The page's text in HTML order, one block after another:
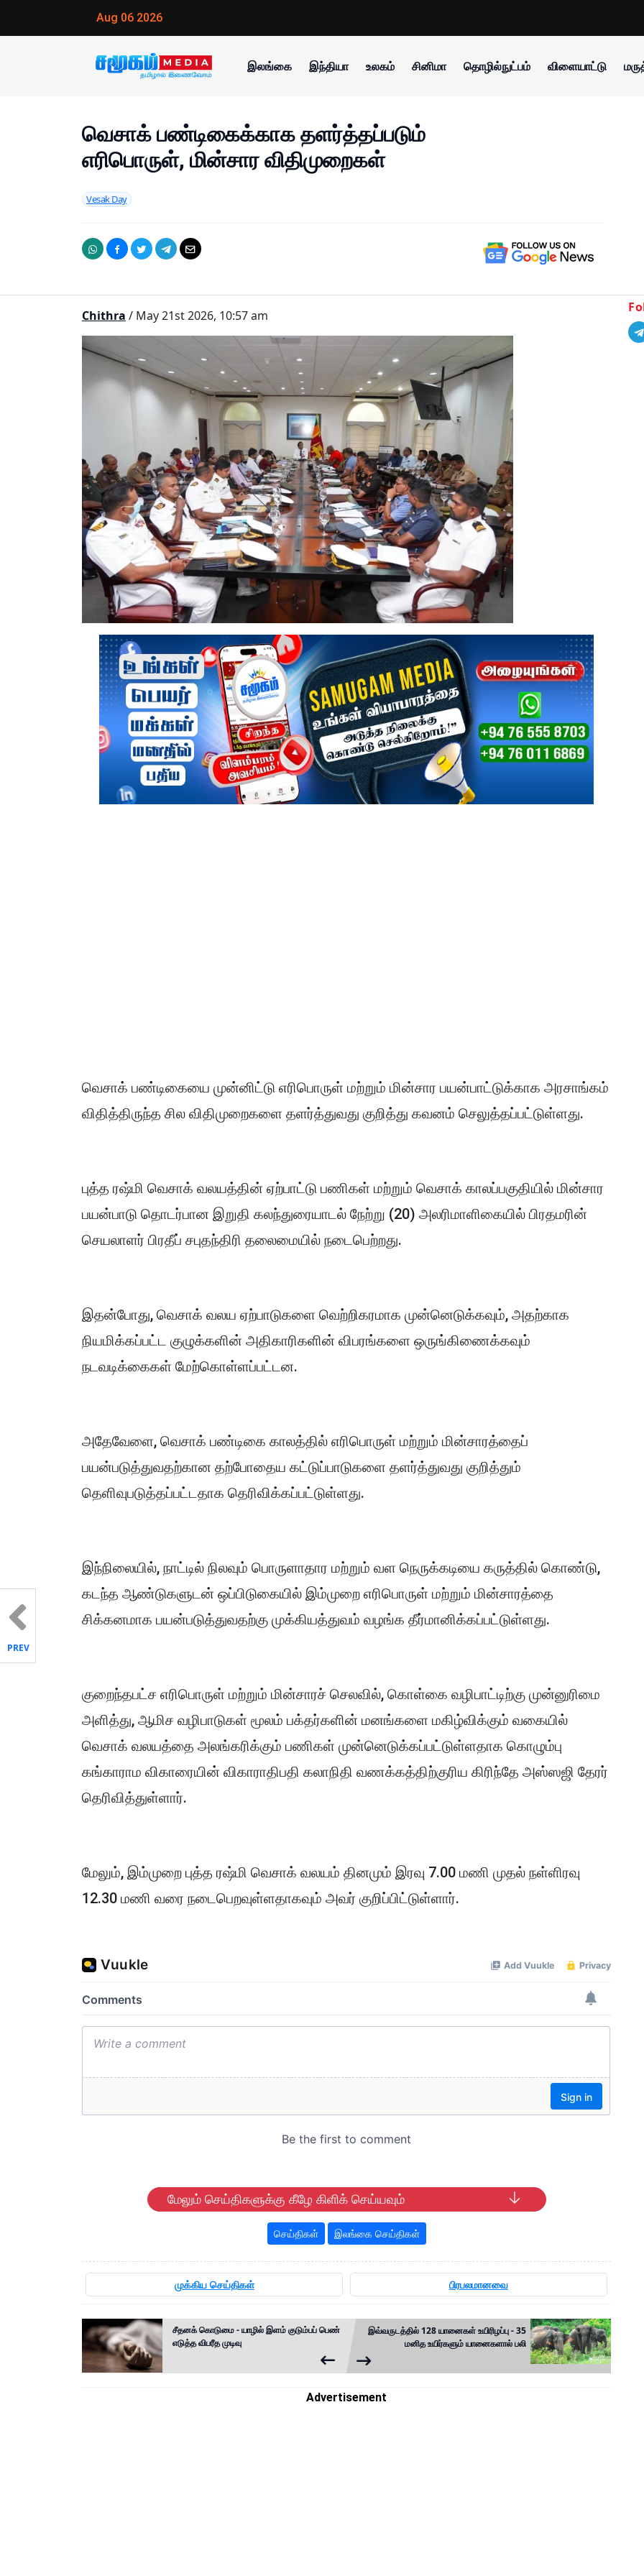
Aug 06 2026
இலங்கை இந்தியா உலகம் சினிமா தொழில்நுட்பம் விளையாட்டு
வெசாக் பண்டிகைக்காக தளர்த்தப்படும்
எரிபொருள், மின்சார விதிமுறைகள்
Vesak Day
Chithra / May 21st 2026, 10:57 am
வெசாக் பண்டிகையை முன்னிட்டு எரிபொருள் மற்றும் மின்சார பயன்பாட்டுக்காக அரசாங்கம்
விதித்திருந்த சில விதிமுறைகளை தளர்த்துவது குறித்து கவனம் செலுத்தப்பட்டுள்ளது.
புத்த ரஷ்மி வெசாக் வலயத்தின் ஏற்பாட்டு பணிகள் மற்றும் வெசாக் காலப்பகுதியில் மின்சார
பயன்பாடு தொடர்பான இறுதி கலந்துரையாடல் நேற்று (20) அலரிமாளிகையில் பிரதமரின்
செயலாளர் பிரதீப் சபுதந்திரி தலைமையில் நடைபெற்றது.
இதன்போது, வெசாக் வலய ஏற்பாடுகளை வெற்றிகரமாக முன்னெடுக்கவும், அதற்காக
நியமிக்கப்பட்ட குழுக்களின் அதிகாரிகளின் விபரங்களை ஒருங்கிணைக்கவும்
நடவடிக்கைகள் மேற்கொள்ளப்பட்டன.
அதேவேளை, வெசாக் பண்டிகை காலத்தில் எரிபொருள் மற்றும் மின்சாரத்தைப்
பயன்படுத்துவதற்கான தற்போதைய கட்டுப்பாடுகளை தளர்த்துவது குறித்தும்
தெளிவுபடுத்தப்பட்டதாக தெரிவிக்கப்பட்டுள்ளது.
இந்நிலையில், நாட்டில் நிலவும் பொருளாதார மற்றும் வள நெருக்கடியை கருத்தில் கொண்டு,
கடந்த ஆண்டுகளுடன் ஒப்பிடுகையில் இம்முறை எரிபொருள் மற்றும் மின்சாரத்தை
சிக்கனமாக பயன்படுத்துவதற்கு முக்கியத்துவம் வழங்க தீர்மானிக்கப்பட்டுள்ளது.
குறைந்தபட்ச எரிபொருள் மற்றும் மின்சாரச் செலவில், கொள்கை வழிபாட்டிற்கு முன்னுரிமை
அளித்து, ஆமிச வழிபாடுகள் மூலம் பக்தர்களின் மனங்களை மகிழ்விக்கும் வகையில்
வெசாக் வலயத்தை அலங்கரிக்கும் பணிகள் முன்னெடுக்கப்பட்டுள்ளதாக கொழும்பு
கங்காராம விகாரையின் விகாராதிபதி கலாநிதி வணக்கத்திற்குரிய கிரிந்தே அஸ்ஸஜி தேரர்
தெரிவித்துள்ளார்.
மேலும், இம்முறை புத்த ரஷ்மி வெசாக் வலயம் தினமும் இரவு 7.00 மணி முதல் நள்ளிரவு
12.30 மணி வரை நடைபெறவுள்ளதாகவும் அவர் குறிப்பிட்டுள்ளார்.
மேலும் செய்திகளுக்கு கீழே கிளிக் செய்யவும்
செய்திகள் இலங்கை செய்திகள்
முக்கிய செய்திகள் பிரபலமானவை
சீதனக் கொடுமை - யாழில் இளம் குடும்பப் பெண்
எடுத்த விபரீத முடிவு
இவ்வருடத்தில் 128 யானைகள் உயிரிழப்பு - 35
மனித உயிர்களும் யானைகளால் பலி
PREV
Advertisement